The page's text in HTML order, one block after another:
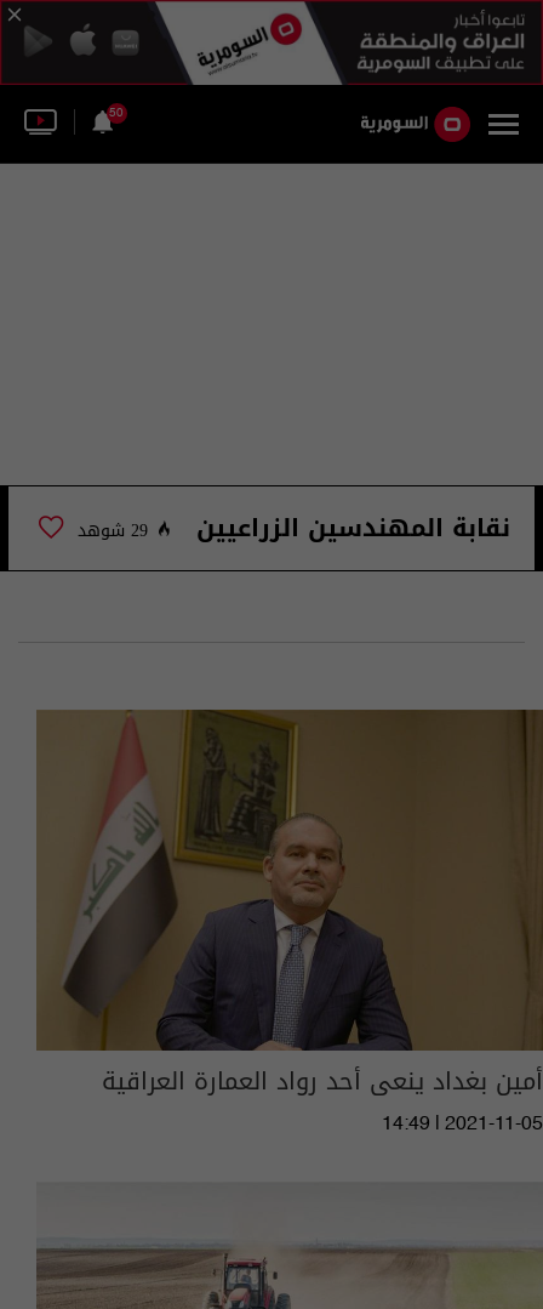
50
نقابة المهندسين الزراعيين 29 شوهد
أمين بغداد ينعى أحد رواد العمارة العراقية
14:49 | 2021-11-05